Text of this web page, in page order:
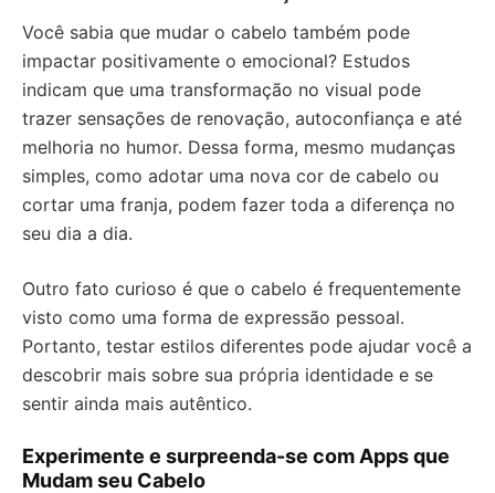
Você sabia que mudar o cabelo também pode
impactar positivamente o emocional? Estudos
indicam que uma transformação no visual pode
trazer sensações de renovação, autoconfiança e até
melhoria no humor. Dessa forma, mesmo mudanças
simples, como adotar uma nova cor de cabelo ou
cortar uma franja, podem fazer toda a diferença no
seu dia a dia.
Outro fato curioso é que o cabelo é frequentemente
visto como uma forma de expressão pessoal.
Portanto, testar estilos diferentes pode ajudar você a
descobrir mais sobre sua própria identidade e se
sentir ainda mais autêntico.
Experimente e surpreenda-se com Apps que
Mudam seu Cabelo